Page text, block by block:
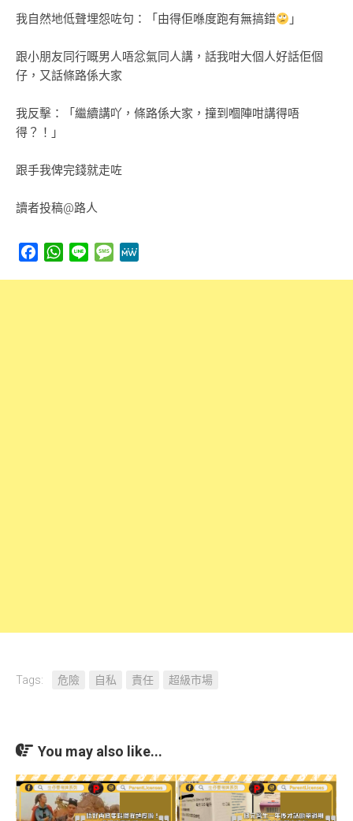
我自然地低聲埋怨咗句：「由得佢喺度跑有無搞錯 」
跟小朋友同行嘅男人唔忿氣同人講，話我咁大個人好話佢個
仔，又話條路係大家
我反擊：「繼續講吖，條路係大家，撞到嗰陣咁講得唔
得？！」
跟手我俾完錢就走咗
讀者投稿@路人
FacebookWhatsApp
Line Message
Tags: 危險 自私 責任 超級市場
You may also like...